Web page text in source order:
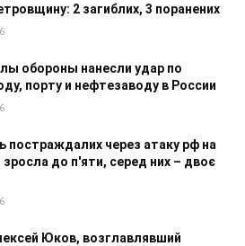
2 загиблих, 3 поранених
обороны нанесли удар по
порту и нефтезаводу в России
постраждалих через атаку рф на
до п'яти, серед них – двоє
Юков, возглавлявший